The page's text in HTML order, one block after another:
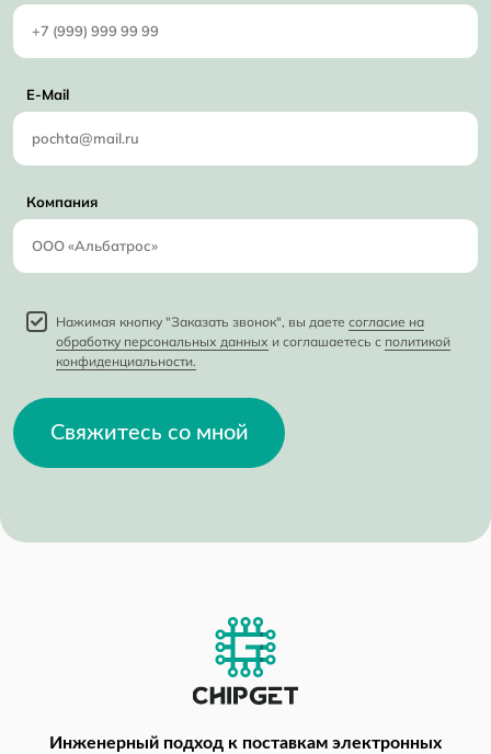
E-Mail
Компания
Нажимая кнопку "Заказать звонок", вы даете согласие на
обработку персональных данных и соглашаетесь с политикой
конфиденциальности.
Свяжитесь со мной
Инженерный подход к поставкам электронных